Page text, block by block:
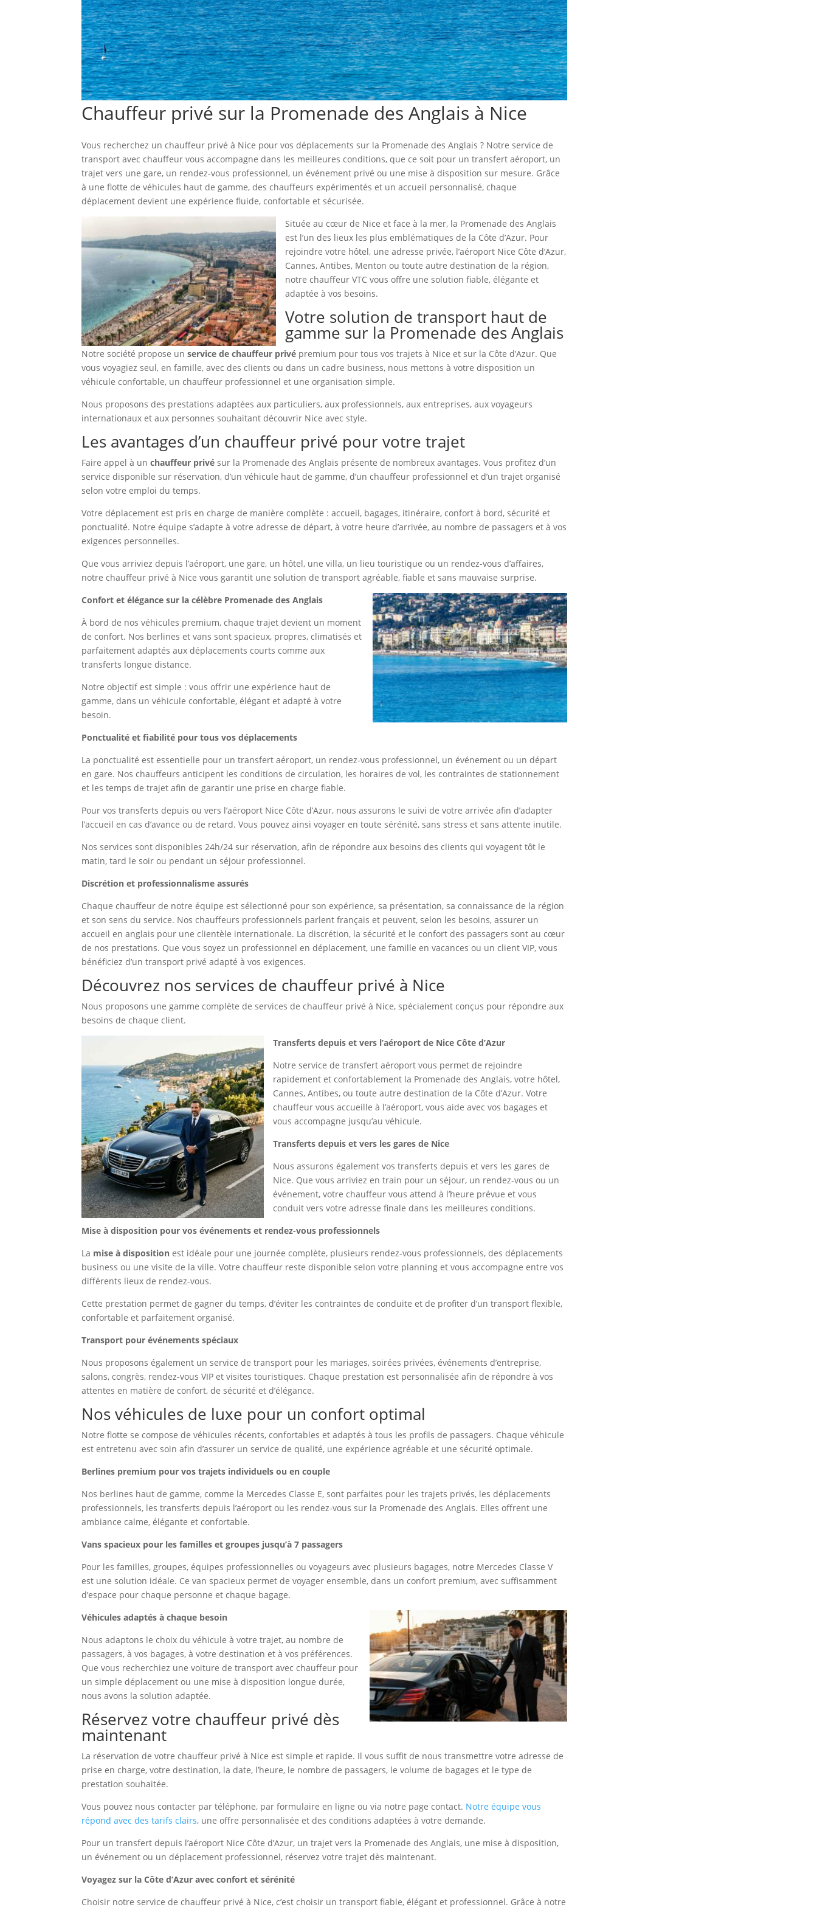
Chauffeur privé sur la Promenade des Anglais à Nice
Vous recherchez un chauffeur privé à Nice pour vos déplacements sur la Promenade des Anglais ? Notre service de
transport avec chauffeur vous accompagne dans les meilleures conditions, que ce soit pour un transfert aéroport, un
trajet vers une gare, un rendez-vous professionnel, un événement privé ou une mise à disposition sur mesure. Grâce
à une flotte de véhicules haut de gamme, des chauffeurs expérimentés et un accueil personnalisé, chaque
déplacement devient une expérience fluide, confortable et sécurisée.
Située au cœur de Nice et face à la mer, la Promenade des Anglais
est l’un des lieux les plus emblématiques de la Côte d’Azur. Pour
rejoindre votre hôtel, une adresse privée, l’aéroport Nice Côte d’Azur,
Cannes, Antibes, Menton ou toute autre destination de la région,
notre chauffeur VTC vous offre une solution fiable, élégante et
adaptée à vos besoins.
Votre solution de transport haut de
gamme sur la Promenade des Anglais
Notre société propose unservice de chauffeur privé premium pour tous vos trajets à Nice et sur la Côte d’Azur. Que
vous voyagiez seul, en famille, avec des clients ou dans un cadre business, nous mettons à votre disposition un
véhicule confortable, un chauffeur professionnel et une organisation simple.
Nous proposons des prestations adaptées aux particuliers, aux professionnels, aux entreprises, aux voyageurs
internationaux et aux personnes souhaitant découvrir Nice avec style.
Les avantages d’un chauffeur privé pour votre trajet
Faire appel à unchauffeur privé sur la Promenade des Anglais présente de nombreux avantages. Vous profitez d’un
service disponible sur réservation, d’un véhicule haut de gamme, d’un chauffeur professionnel et d’un trajet organisé
selon votre emploi du temps.
Votre déplacement est pris en charge de manière complète : accueil, bagages, itinéraire, confort à bord, sécurité et
ponctualité. Notre équipe s’adapte à votre adresse de départ, à votre heure d’arrivée, au nombre de passagers et à vos
exigences personnelles.
Que vous arriviez depuis l’aéroport, une gare, un hôtel, une villa, un lieu touristique ou un rendez-vous d’affaires,
notre chauffeur privé à Nice vous garantit une solution de transport agréable, fiable et sans mauvaise surprise.
Confort et élégance sur la célèbre Promenade des Anglais
À bord de nos véhicules premium, chaque trajet devient un moment
de confort. Nos berlines et vans sont spacieux, propres, climatisés et
parfaitement adaptés aux déplacements courts comme aux
transferts longue distance.
Notre objectif est simple : vous offrir une expérience haut de
gamme, dans un véhicule confortable, élégant et adapté à votre
besoin.
Ponctualité et fiabilité pour tous vos déplacements
La ponctualité est essentielle pour un transfert aéroport, un rendez-vous professionnel, un événement ou un départ
en gare. Nos chauffeurs anticipent les conditions de circulation, les horaires de vol, les contraintes de stationnement
et les temps de trajet afin de garantir une prise en charge fiable.
Pour vos transferts depuis ou vers l’aéroport Nice Côte d’Azur, nous assurons le suivi de votre arrivée afin d’adapter
l’accueil en cas d’avance ou de retard. Vous pouvez ainsi voyager en toute sérénité, sans stress et sans attente inutile.
Nos services sont disponibles 24h/24 sur réservation, afin de répondre aux besoins des clients qui voyagent tôt le
matin, tard le soir ou pendant un séjour professionnel.
Discrétion et professionnalisme assurés
Chaque chauffeur de notre équipe est sélectionné pour son expérience, sa présentation, sa connaissance de la région
et son sens du service. Nos chauffeurs professionnels parlent français et peuvent, selon les besoins, assurer un
accueil en anglais pour une clientèle internationale. La discrétion, la sécurité et le confort des passagers sont au cœur
de nos prestations. Que vous soyez un professionnel en déplacement, une famille en vacances ou un client VIP, vous
bénéficiez d’un transport privé adapté à vos exigences.
Découvrez nos services de chauffeur privé à Nice
Nous proposons une gamme complète de services de chauffeur privé à Nice, spécialement conçus pour répondre aux
besoins de chaque client.
Transferts depuis et vers l’aéroport de Nice Côte d’Azur
Notre service de transfert aéroport vous permet de rejoindre
rapidement et confortablement la Promenade des Anglais, votre hôtel,
Cannes, Antibes, ou toute autre destination de la Côte d’Azur. Votre
chauffeur vous accueille à l’aéroport, vous aide avec vos bagages et
vous accompagne jusqu’au véhicule.
Transferts depuis et vers les gares de Nice
Nous assurons également vos transferts depuis et vers les gares de
Nice. Que vous arriviez en train pour un séjour, un rendez-vous ou un
événement, votre chauffeur vous attend à l’heure prévue et vous
conduit vers votre adresse finale dans les meilleures conditions.
Mise à disposition pour vos événements et rendez-vous professionnels
La mise à disposition est idéale pour une journée complète, plusieurs rendez-vous professionnels, des déplacements
business ou une visite de la ville. Votre chauffeur reste disponible selon votre planning et vous accompagne entre vos
différents lieux de rendez-vous.
Cette prestation permet de gagner du temps, d’éviter les contraintes de conduite et de profiter d’un transport flexible,
confortable et parfaitement organisé.
Transport pour événements spéciaux
Nous proposons également un service de transport pour les mariages, soirées privées, événements d’entreprise,
salons, congrès, rendez-vous VIP et visites touristiques. Chaque prestation est personnalisée afin de répondre à vos
attentes en matière de confort, de sécurité et d’élégance.
Nos véhicules de luxe pour un confort optimal
Notre flotte se compose de véhicules récents, confortables et adaptés à tous les profils de passagers. Chaque véhicule
est entretenu avec soin afin d’assurer un service de qualité, une expérience agréable et une sécurité optimale.
Berlines premium pour vos trajets individuels ou en couple
Nos berlines haut de gamme, comme la Mercedes Classe E, sont parfaites pour les trajets privés, les déplacements
professionnels, les transferts depuis l’aéroport ou les rendez-vous sur la Promenade des Anglais. Elles offrent une
ambiance calme, élégante et confortable.
Vans spacieux pour les familles et groupes jusqu’à 7 passagers
Pour les familles, groupes, équipes professionnelles ou voyageurs avec plusieurs bagages, notre Mercedes Classe V
est une solution idéale. Ce van spacieux permet de voyager ensemble, dans un confort premium, avec suffisamment
d’espace pour chaque personne et chaque bagage.
Véhicules adaptés à chaque besoin
Nous adaptons le choix du véhicule à votre trajet, au nombre de
passagers, à vos bagages, à votre destination et à vos préférences.
Que vous recherchiez une voiture de transport avec chauffeur pour
un simple déplacement ou une mise à disposition longue durée,
nous avons la solution adaptée.
Réservez votre chauffeur privé dès
maintenant
La réservation de votre chauffeur privé à Nice est simple et rapide. Il vous suffit de nous transmettre votre adresse de
prise en charge, votre destination, la date, l’heure, le nombre de passagers, le volume de bagages et le type de
prestation souhaitée.
Vous pouvez nous contacter par téléphone, par formulaire en ligne ou via notre page contact. Notre équipe vous
répond avec des tarifs clairs, une offre personnalisée et des conditions adaptées à votre demande.
Pour un transfert depuis l’aéroport Nice Côte d’Azur, un trajet vers la Promenade des Anglais, une mise à disposition,
un événement ou un déplacement professionnel, réservez votre trajet dès maintenant.
Voyagez sur la Côte d’Azur avec confort et sérénité
Choisir notre service de chauffeur privé à Nice, c’est choisir un transport fiable, élégant et professionnel. Grâce à notre